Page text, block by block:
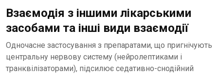
Взаємодія з іншими лікарськими
засобами та інші види взаємодії
Одночасне застосування з препаратами, що пригнічують
центральну нервову систему (нейролептиками і
транквілізаторами), підсилює седативно-снодійний